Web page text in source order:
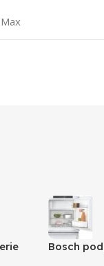
Max
Bosch